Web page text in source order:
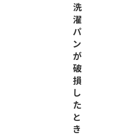
洗
濯
パ
ン
が
破
損
し
た
と
き